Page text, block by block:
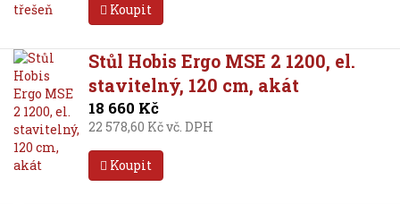
Koupit
Stůl Hobis Ergo MSE 2 1200, el.
stavitelný, 120 cm, akát
18 660 Kč
22 578,60 Kč vč. DPH
Koupit